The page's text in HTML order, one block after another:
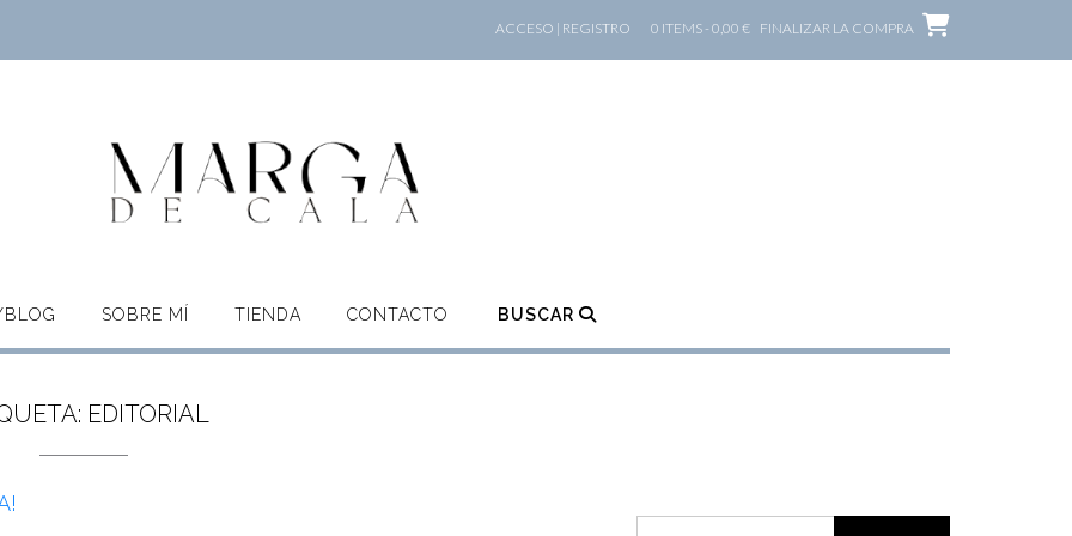
ACCESO | REGISTRO 0 ITEMS - 0,00 € FINALIZAR LA COMPRA
BLOG SOBRE MÍ TIENDA CONTACTO BUSCAR
EDITORIAL